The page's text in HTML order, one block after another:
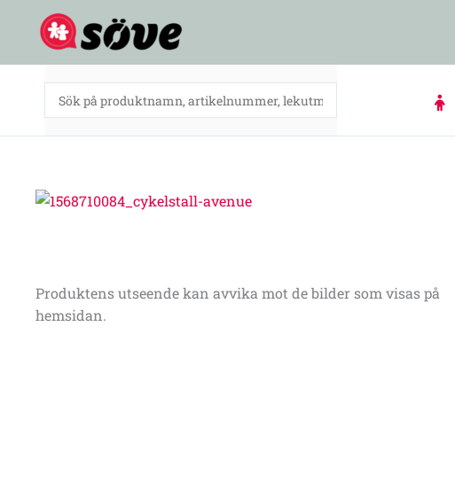
innehåll
Produktens utseende kan avvika mot de bilder som visas på
hemsidan.